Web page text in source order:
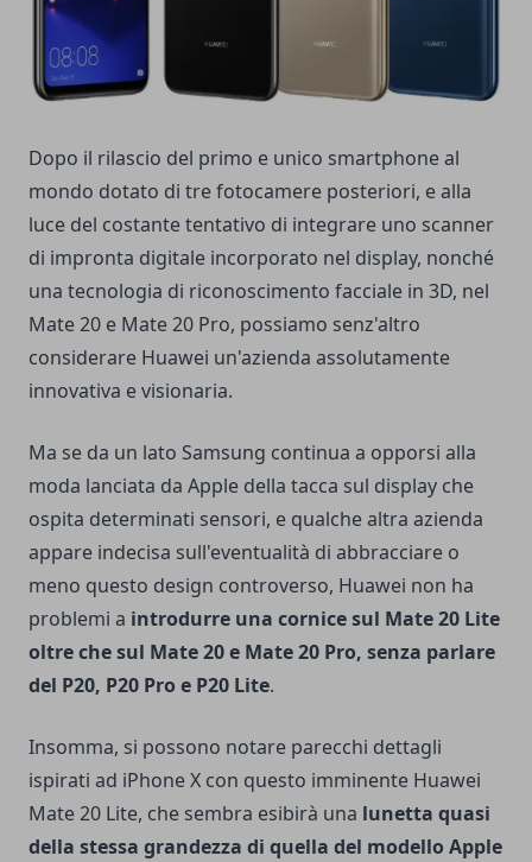
Dopo il rilascio del primo e unico smartphone al
mondo dotato di tre fotocamere posteriori, e alla
luce del costante tentativo di integrare uno scanner
di impronta digitale incorporato nel display, nonché
una tecnologia di riconoscimento facciale in 3D, nel
Mate 20 e Mate 20 Pro, possiamo senz'altro
considerare Huawei un'azienda assolutamente
innovativa e visionaria.
Ma se da un lato Samsung continua a opporsi alla
moda lanciata da Apple della tacca sul display che
ospita determinati sensori, e qualche altra azienda
appare indecisa sull'eventualità di abbracciare o
meno questo design controverso, Huawei non ha
problemi a introdurre una cornice sul Mate 20 Lite
oltre che sul Mate 20 e Mate 20 Pro, senza parlare
del P20, P20 Pro e P20 Lite.
Insomma, si possono notare parecchi dettagli
ispirati ad iPhone X con questo imminente Huawei
Mate 20 Lite, che sembra esibirà una lunetta quasi
della stessa grandezza di quella del modello Apple